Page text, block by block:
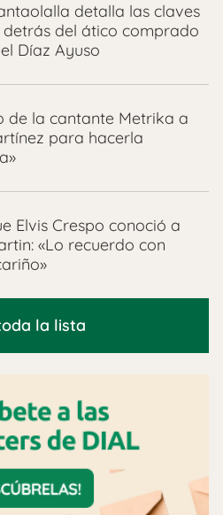
detalla las claves
del ático comprado
Díaz Ayuso
de la cantante Metrika a
para hacerla
Elvis Crespo conoció a
«Lo recuerdo con
la lista